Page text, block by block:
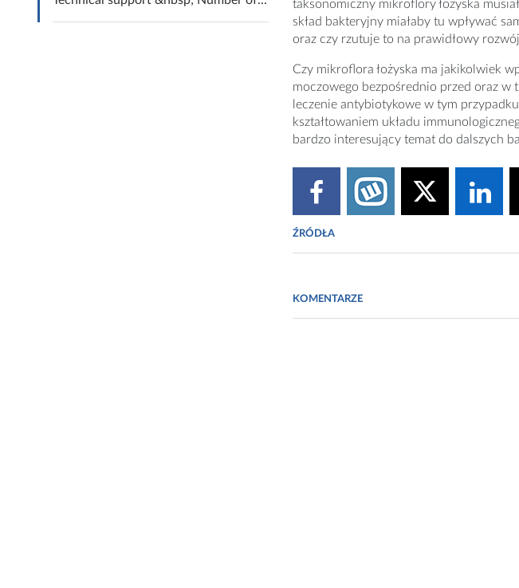
taksonomiczny mikroflory łożyska
skład bakteryjny miałaby tu wpływać
oraz czy rzutuje to na prawidłowy
Czy mikroflora łożyska ma jakikolwiek
moczowego bezpośrednio przed oraz w
leczenie antybiotykowe w tym
kształtowaniem układu
bardzo interesujący temat do dalszych
ŹRÓDŁA
Microbiome, Sci Transl Med 2014
Jocelyn Kaiser, Gearing up for a closer
KOMENTARZE